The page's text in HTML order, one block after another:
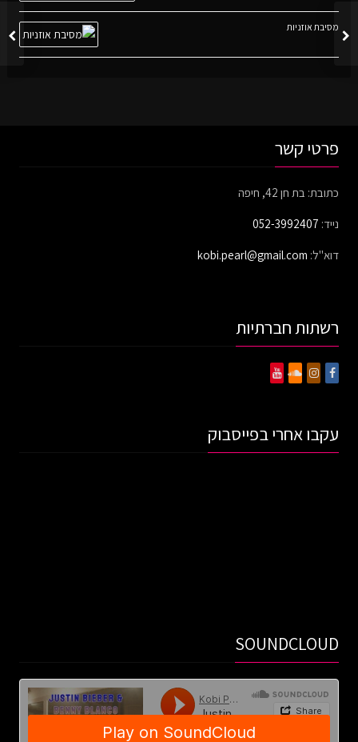
מסיבת אוזניות
פרטי קשר
כתובת: בת חן 42, חיפה
נייד: 052-3992407
דוא"ל: kobi.pearl@gmail.com
רשתות חברתיות
עקבו אחרי בפייסבוק
SOUNDCLOUD